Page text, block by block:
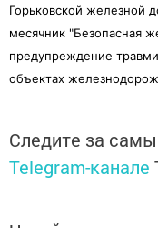
Горьковской железной
месячник "Безопасная
предупреждение
объектах
Следите за
Telegram-канале